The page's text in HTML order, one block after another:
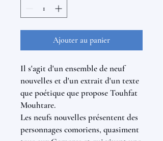
Ajouter au panier
Il s'agit d'un ensemble de neuf
nouvelles et d'un extrait d'un texte
que poétique que propose Touhfat
Mouhtare.
Les neufs nouvelles présentent des
personnages comoriens, quasiment